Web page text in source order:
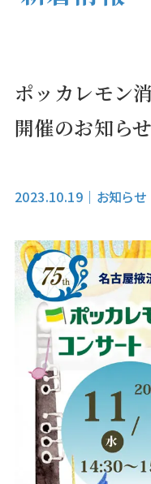
ポッカレモン
開催のお知らせ
2023.10.19 ｜ お知らせ